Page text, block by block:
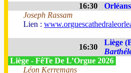
16:30
Joseph Rassam
Lien :
16:30
Liège
Liège - FêTe De L’Orgue 2026
Léon Kerremans